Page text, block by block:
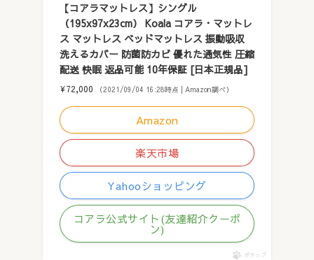
【コアラマットレス】シングル
（195x97x23cm） Koala コアラ・マットレ
ス マットレス ベッドマットレス 振動吸収
洗えるカバー 防菌防カビ 優れた通気性 圧縮
配送 快眠 返品可能 10年保証 [日本正規品]
¥72,000 （2021/09/04 16:28時点 | Amazon調べ）
Amazon
楽天市場
Yahooショッピング
コアラ公式サイト(友達紹介クーポ
ン)
ポチップ